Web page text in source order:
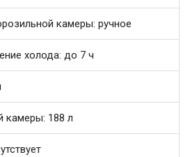
камеры: ручное
холода: до 7 ч
камеры: 188 л